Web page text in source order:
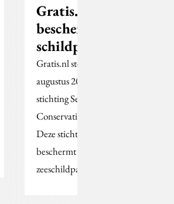
Gratis.nl
beschermt
schildpadden
Gratis.nl steunt sinds
augustus 2004 de
stichting Sea Turtle
Conservation Bonaire.
Deze stichting
beschermt bedreigde
zeeschildpadden in…